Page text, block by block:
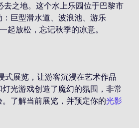
去之地。这个水上乐园位于巴黎市
巨型滑水道、波浪池、游乐
放松，忘记秋季的凉意。
式展览，让游客沉浸在艺术作品
光游戏创造了魔幻的氛围，非常
了解当前展览，并预定你的光影